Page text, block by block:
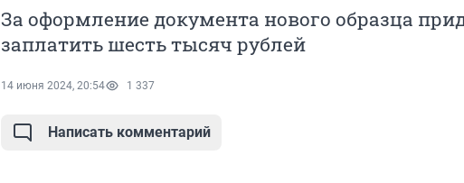
За оформление документа нового образца
заплатить шесть тысяч рублей
14 июня 2024, 20:54 1 337
Написать комментарий